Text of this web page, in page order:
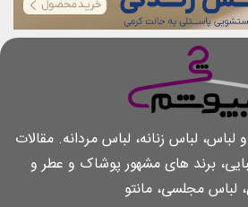
لباس زنانه، لباس مردانه. مقالات
برند های مشهور پوشاک و عطر و
لباس مجلسی، مانتو